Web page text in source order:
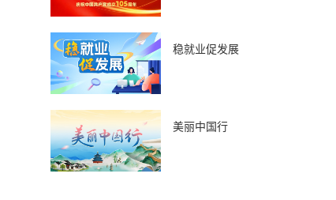
稳就业促发展
美丽中国行